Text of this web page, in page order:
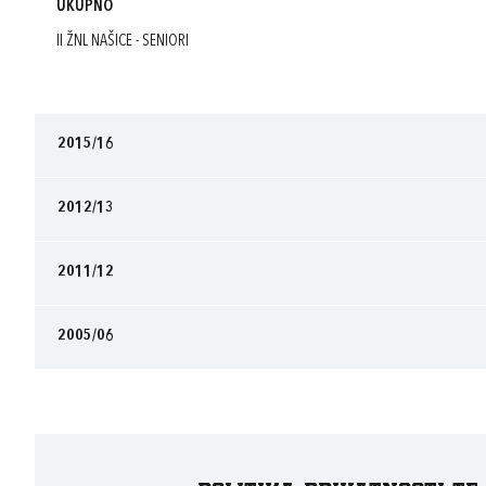
UKUPNO
II ŽNL NAŠICE - SENIORI
2015/16
2012/13
2011/12
2005/06